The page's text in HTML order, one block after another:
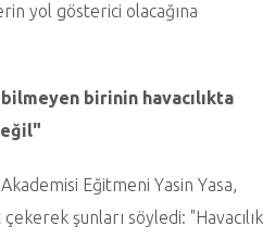
yol gösterici olacağına
birinin havacılıkta
Eğitmeni Yasin Yasa,
şunları söyledi: "Havacılık